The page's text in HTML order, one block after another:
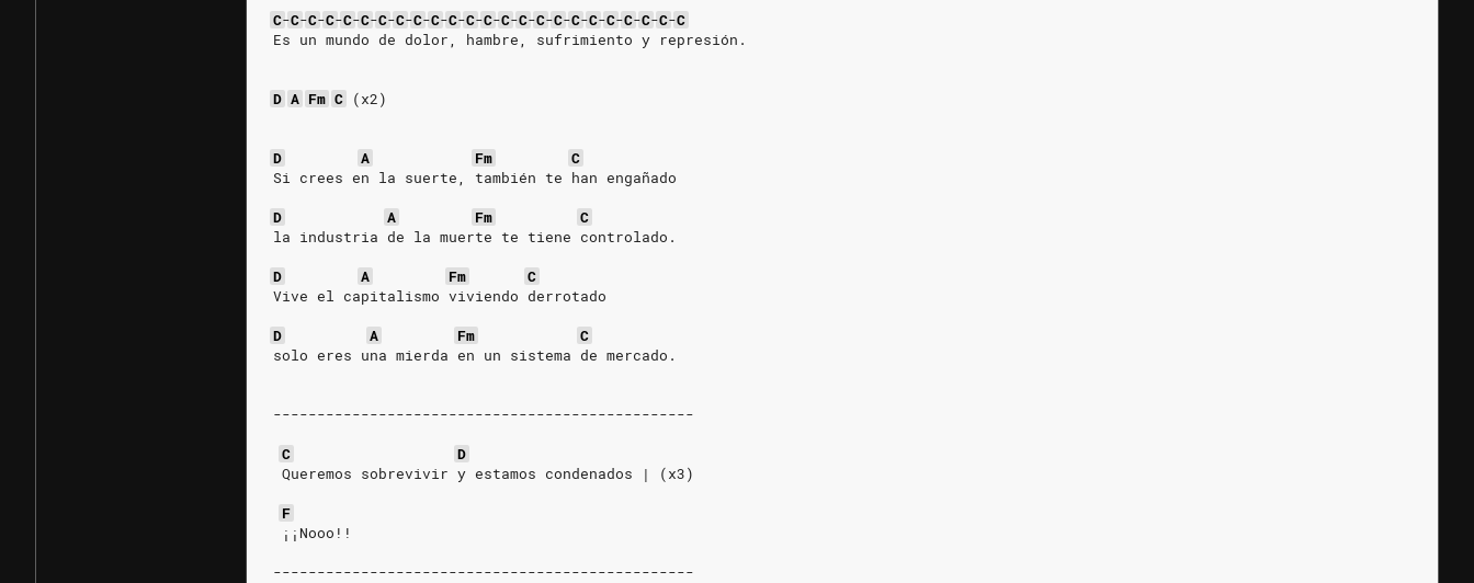
C-C-C-C-C-C-C-C-C-C-C-C-C-C-C-C-C-C-C-C-C-C-C-C
Es un mundo de dolor, hambre, sufrimiento y represión.
D A Fm C (x2)
D A Fm
C
Si crees en la suerte, también te han engañado
D
A Fm
C
la industria de la muerte te tiene controlado.
D
A Fm
C
Vive el capitalismo viviendo derrotado
D
A Fm
C
solo eres una mierda en un sistema de mercado.
------------------------------------------------
C
D
Queremos sobrevivir y estamos condenados | (x3)
F
¡¡Nooo!!
------------------------------------------------